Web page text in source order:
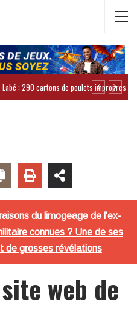
du limogeage de l'ex-
connues ? Une de ses
de grosses révélations
web de